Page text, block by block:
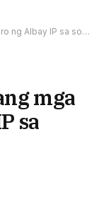
sa solar light assembly
mga
sa